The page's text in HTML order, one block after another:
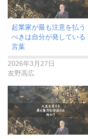
​​起業家が最も注意を払う
べきは自分が発している
言葉
2026年3月27日
友野高広